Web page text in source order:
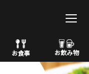
お食事 お飲み物